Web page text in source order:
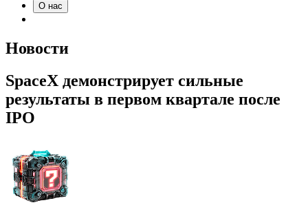
О нас
Новости
SpaceX демонстрирует сильные
результаты в первом квартале после
IPO